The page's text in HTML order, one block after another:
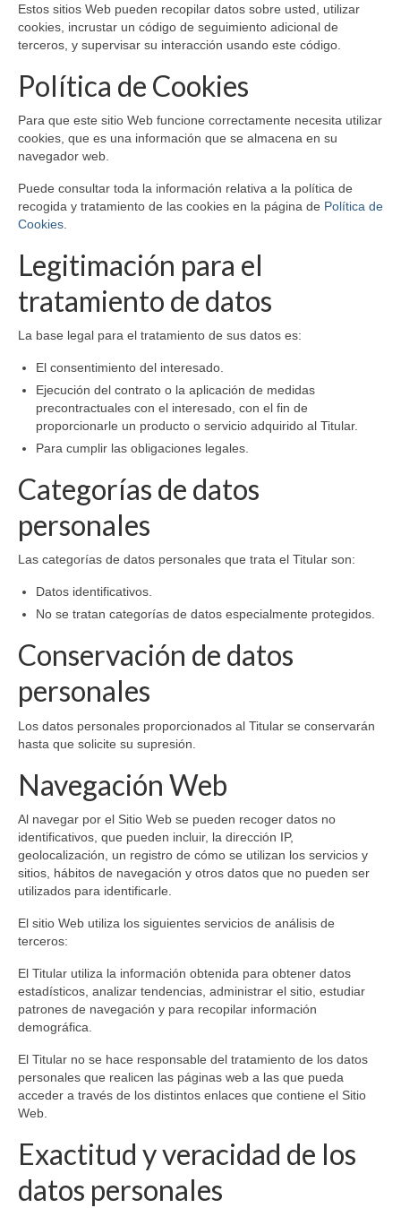
Estos sitios Web pueden recopilar datos sobre usted, utilizar
cookies, incrustar un código de seguimiento adicional de
terceros, y supervisar su interacción usando este código.
Política de Cookies
Para que este sitio Web funcione correctamente necesita utilizar
cookies, que es una información que se almacena en su
navegador web.
Puede consultar toda la información relativa a la política de
recogida y tratamiento de las cookies en la página de Política de
Cookies
Legitimación para el
tratamiento de datos
La base legal para el tratamiento de sus datos es:
El consentimiento del interesado.
Ejecución del contrato o la aplicación de medidas
precontractuales con el interesado, con el fin de
proporcionarle un producto o servicio adquirido al Titular.
Para cumplir las obligaciones legales.
Categorías de datos
personales
Las categorías de datos personales que trata el Titular son:
Datos identificativos.
No se tratan categorías de datos especialmente protegidos.
Conservación de datos
personales
Los datos personales proporcionados al Titular se conservarán
hasta que solicite su supresión.
Navegación Web
Al navegar por el Sitio Web se pueden recoger datos no
identificativos, que pueden incluir, la dirección IP,
geolocalización, un registro de cómo se utilizan los servicios y
sitios, hábitos de navegación y otros datos que no pueden ser
utilizados para identificarle.
El sitio Web utiliza los siguientes servicios de análisis de
terceros:
El Titular utiliza la información obtenida para obtener datos
estadísticos, analizar tendencias, administrar el sitio, estudiar
patrones de navegación y para recopilar información
demográfica.
El Titular no se hace responsable del tratamiento de los datos
personales que realicen las páginas web a las que pueda
acceder a través de los distintos enlaces que contiene el Sitio
Web.
Exactitud y veracidad de los
datos personales